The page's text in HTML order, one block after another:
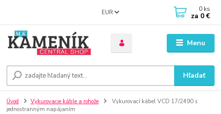
Menu
EUR
Hľadať
0 ks
za 0 €
Úvod Vykurovacie káble a rohože
Vykurovací kábel VCD 17/2490 s
jednostranným napájaním